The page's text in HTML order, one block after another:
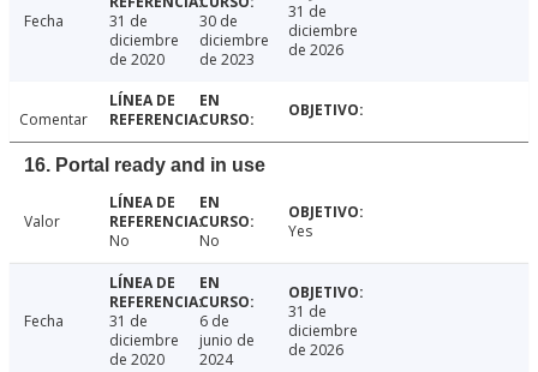
Fecha
31 de
diciembre
de 2020
30 de
diciembre
de 2023
31 de
diciembre
de 2026
Comentar
16. Portal ready and in use
Valor
No
No Yes
Fecha
31 de
diciembre
de 2020
6 de
junio de
2024
31 de
diciembre
de 2026